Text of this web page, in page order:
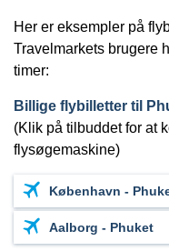
Her er eksempler på
Travelmarkets brugere
timer:
Billige flybilletter til
(Klik på tilbuddet for at
flysøgemaskine)
København -
Aalborg - Phuket